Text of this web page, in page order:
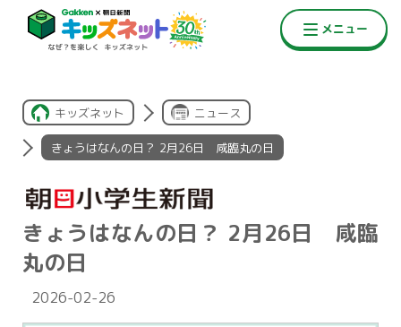
キッズネット ニュース
きょうはなんの日？ 2月26日 咸臨丸の日
きょうはなんの日？ 2月26日 咸臨
丸の日
2026-02-26